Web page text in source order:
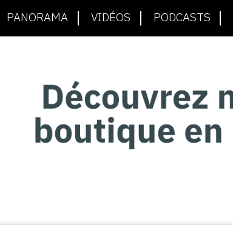
PANORAMA VIDÉOS PODCASTS